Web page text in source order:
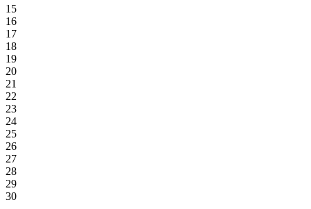
15
16
17
18
19
20
21
22
23
24
25
26
27
28
29
30